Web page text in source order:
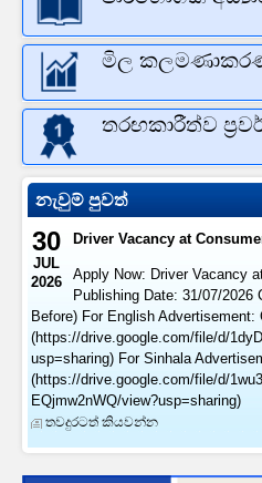
මිල
තරඟකාරීත්ව
නැවුම් පුවත්
30
JUL
2026
Driver Vacancy at
Apply Now: Driver Vacancy
Publishing Date: 31/07/2026
Before) For English Advertisement:
(https://drive.google.com/file/d/
usp=sharing) For Sinhala
(https://drive.google.com/file/d/
EQjmw2nWQ/view?usp=sharing)
තවදුරටත් කියවන්න